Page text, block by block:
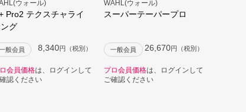
ウォール)
Pro2 テクスチャライ
グ
般会員 8,340円（税別）
会員価格は、ログインして
認ください
WAHL(ウォール)
スーパーテーパープロ
一般会員 26,670円（税別）
プロ会員価格は、ログインして
ご確認ください